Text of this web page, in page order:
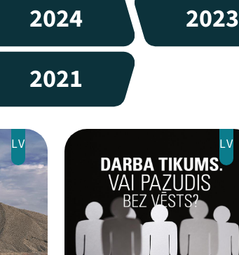
2024 2023
2021
LV LV